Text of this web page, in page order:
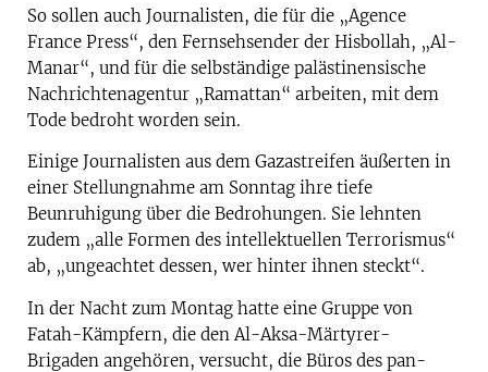
So sollen auch Journalisten, die für die „Agence
France Press“, den Fernsehsender der Hisbollah, „Al-
Manar“, und für die selbständige palästinensische
Nachrichtenagentur „Ramattan“ arbeiten, mit dem
Tode bedroht worden sein.
Einige Journalisten aus dem Gazastreifen äußerten in
einer Stellungnahme am Sonntag ihre tiefe
Beunruhigung über die Bedrohungen. Sie lehnten
zudem „alle Formen des intellektuellen Terrorismus“
ab, „ungeachtet dessen, wer hinter ihnen steckt“.
In der Nacht zum Montag hatte eine Gruppe von
Fatah-Kämpfern, die den Al-Aksa-Märtyrer-
Brigaden angehören, versucht, die Büros des pan-